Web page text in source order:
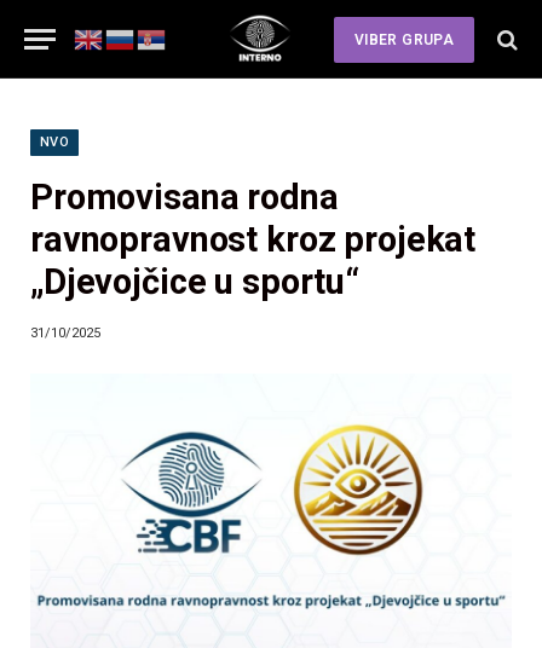
VIBER GRUPA
NVO
Promovisana rodna
ravnopravnost kroz projekat
„Djevojčice u sportu“
31/10/2025